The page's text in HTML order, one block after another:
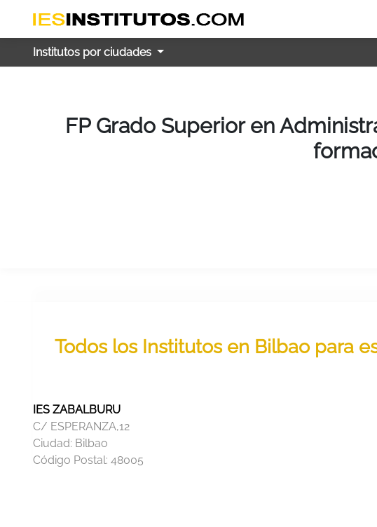
Institutos por ciudades
FP Grado Superior en
Todos los Institutos en Bilbao para
IES ZABALBURU
C/ ESPERANZA,12
Ciudad: Bilbao
Código Postal: 48005